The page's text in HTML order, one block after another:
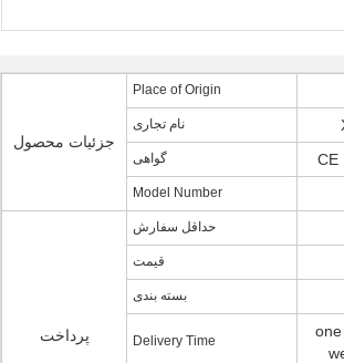
جزئیات محصول
Place of Origin
نام تجاری
گواهی CE
Model Number
پرداخت
حداقل سفارش
قیمت
بسته بندی
Delivery Time